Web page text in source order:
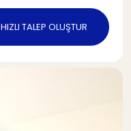
HIZLI TALEP OLUŞTUR